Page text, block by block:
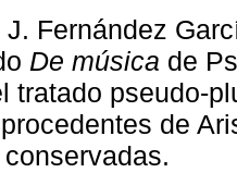
J. Fernández
De música de
tratado pseudo-
de